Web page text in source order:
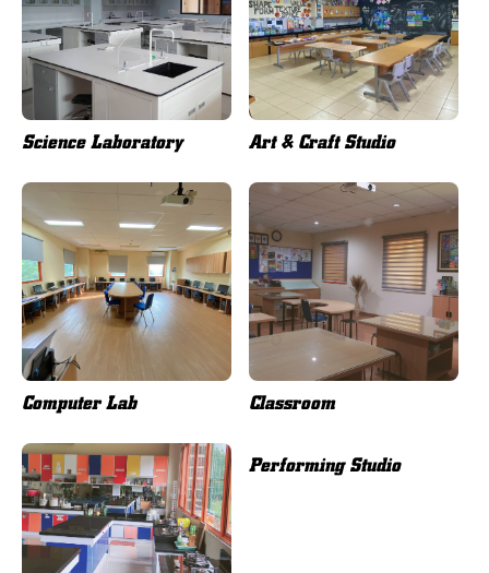
Science Laboratory Art & Craft Studio
Computer Lab Classroom
Performing Studio